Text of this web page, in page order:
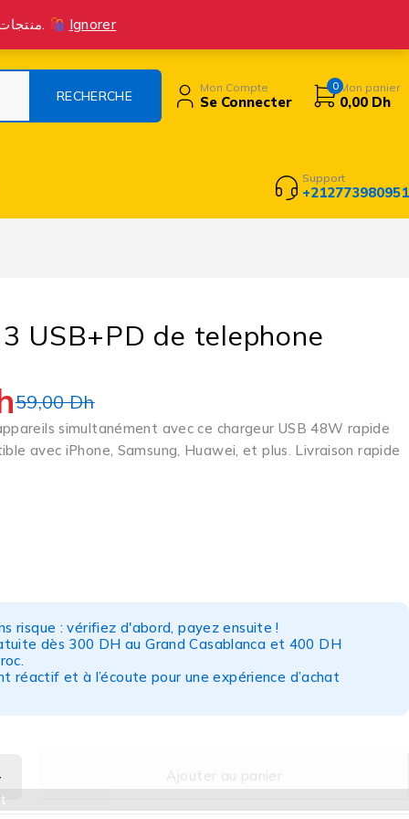
منتجات جديدة متوفرة الآن! اطلب بثقة، واستمتع بتجربة تسوق ممتازة مع خدمة عملاء متميزة. Ignorer
Mon Compte
Se Connecter
0 Mon panier
0,00 Dh
Support
+212773980951
USB+PD de telephone
59,00Dh
simultanément avec ce chargeur USB 48W rapide
avec iPhone, Samsung, Huawei, et plus. Livraison rapide
risque : vérifiez d'abord, payez ensuite !
dès 300 DH au Grand Casablanca et 400 DH
réactif et à l’écoute pour une expérience d’achat
Ajouter au panier